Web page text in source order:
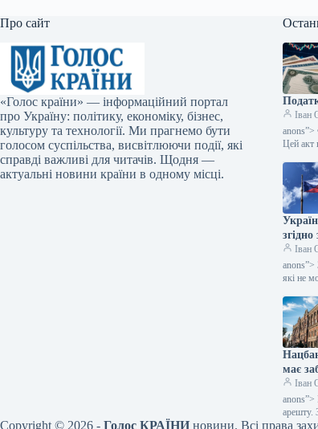
Про сайт
«Голос країни» — інформаційний портал
про Україну: політику, економіку, бізнес,
культуру та технології. Ми прагнемо бути
голосом суспільства, висвітлюючи події, які
справді важливі для читачів. Щодня —
актуальні новини країни в одному місці.
Іван
anons”>
Цей акт
Іван
anons”>
які не
має
Іван
anons”>
арешту.
Copyright © 2026 - Голос КРАЇНИ новини. Всі права